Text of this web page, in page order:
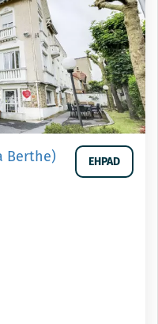
Berthe) EHPAD